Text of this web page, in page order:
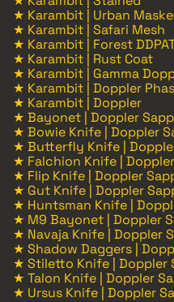
★ Karambit | Urban
★ Karambit | Safari Mesh
★ Karambit | Forest
★ Karambit | Rust Coat
★ Karambit | Gamma
★ Karambit | Doppler
★ Karambit | Doppler
★ Bayonet | Doppler
★ Bowie Knife | Doppler
★ Butterfly Knife |
★ Falchion Knife |
★ Flip Knife | Doppler
★ Gut Knife | Doppler
★ Huntsman Knife |
★ M9 Bayonet | Doppler
★ Navaja Knife | Doppler
★ Shadow Daggers |
★ Stiletto Knife | Doppler
★ Talon Knife | Doppler
★ Ursus Knife | Doppler